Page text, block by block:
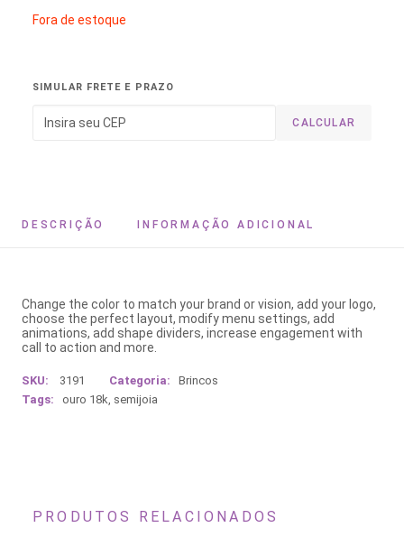
Fora de estoque
SIMULAR FRETE E PRAZO
CALCULAR
DESCRIÇÃO INFORMAÇÃO ADICIONAL
Change the color to match your brand or vision, add your logo,
choose the perfect layout, modify menu settings, add
animations, add shape dividers, increase engagement with
call to action and more.
SKU: 3191 Categoria:
Brincos
Tags:
ouro 18k, semijoia
PRODUTOS RELACIONADOS